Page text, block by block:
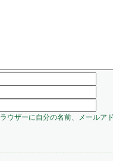
ウザーに自分の名前、メールア